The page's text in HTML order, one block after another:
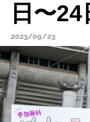
日〜24
2023/09/23